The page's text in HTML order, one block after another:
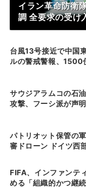
イラン革命防衛
調 全要求の受け
台風13号接近で中国
ルの警戒警報、1500
サウジアラムコの石
攻撃、フーシ派が声明
パトリオット保管の
審ドローン ドイツ西
FIFA、インファンテ
める「組織的かつ継